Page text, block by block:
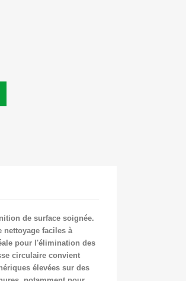
de surface soignée.
faciles à
pour l'élimination des
circulaire convient
élevées sur des